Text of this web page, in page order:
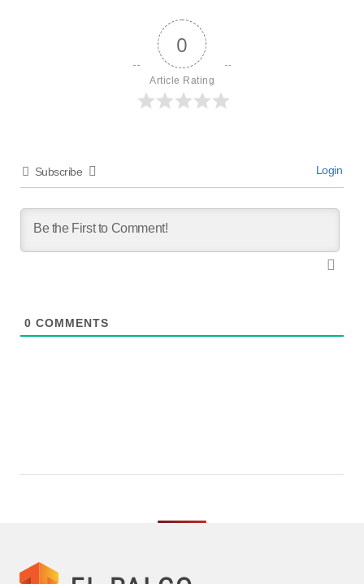
0
Article Rating
Subscribe Login
0 COMMENTS